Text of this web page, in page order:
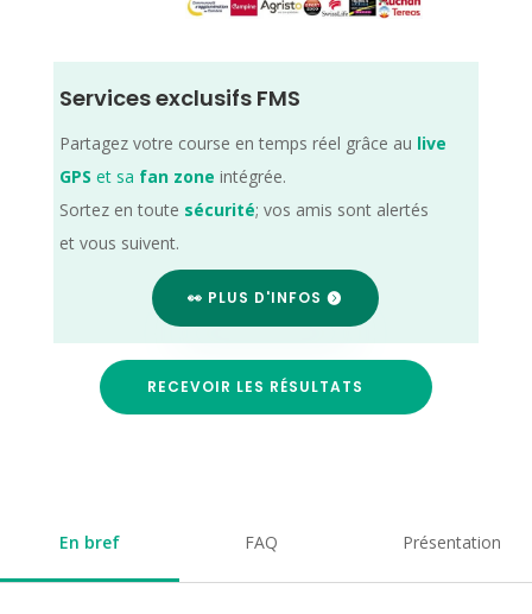
Services exclusifs FMS
Partagez votre course en temps réel grâce au live
GPS et sa fan zone intégrée.
Sortez en toute sécurité; vos amis sont alertés
et vous suivent.
👀 PLUS D'INFOS
RECEVOIR LES RÉSULTATS
En bref FAQ Présentation